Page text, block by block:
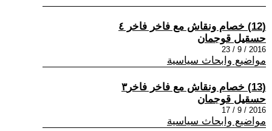
(12) خصام ونقاش مع فاخر فاخر ٤
حسقيل قوجمان
2016 / 9 / 23
مواضيع وابحاث سياسية
(13) خصام ونقاش مع فاخر فاخر۳
حسقيل قوجمان
2016 / 9 / 17
مواضيع وابحاث سياسية